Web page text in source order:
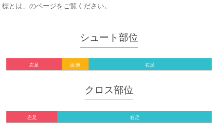
標とは 」のページをご覧ください。
シュート部位
左足 頭,他 右足
クロス部位
左足 右足